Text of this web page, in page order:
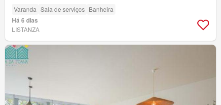
Varanda Sala de serviços Banheira
Há 6 dias
LISTANZA